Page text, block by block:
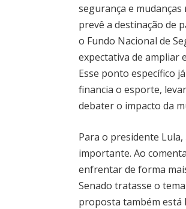
segurança e
prevê a destinação de
o Fundo Nacional de
expectativa de ampliar
Esse ponto específico
financia o esporte,
debater o impacto da
Para o presidente
importante. Ao
enfrentar de forma
Senado tratasse o
proposta também está